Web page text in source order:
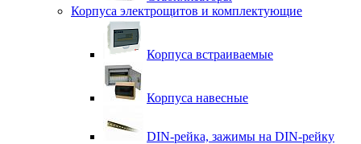
Корпуса электрощитов и комплектующие
Корпуса встраиваемые
Корпуса навесные
DIN-рейка, зажимы на DIN-рейку